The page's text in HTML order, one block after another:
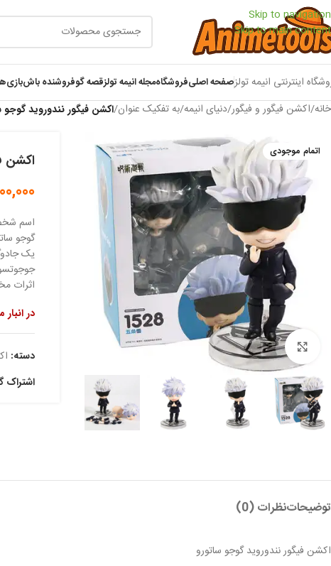
Skip to navigation
Skip to main content
اینترنتی انیمه تولزصفحه اصلیفروشگاهمجله انیمه تولزقصه گوفروشنده باش
خانه/اکشن فیگور و فیگور/دنیای انیمه/به تفکیک عنوان/اکشن فیگور نندوروید گوجو
اتمام موجودی
بزرگنمایی تصویر
اکشن
اسم
گوجو
یک
اثرات
در
دسته:
اشتراک
توضیحاتنظرات (0)
اکشن فیگور نندوروید گوجو ساتورو